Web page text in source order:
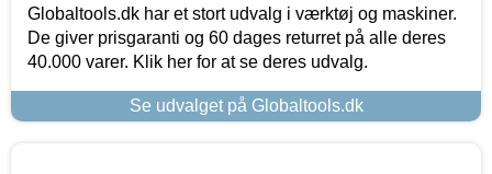
Globaltools.dk har et stort udvalg i værktøj og maskiner.
De giver prisgaranti og 60 dages returret på alle deres
40.000 varer. Klik her for at se deres udvalg.
Se udvalget på Globaltools.dk